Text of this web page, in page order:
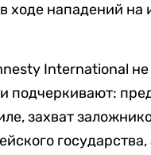
ходе нападений на
International
подчеркивают:
захват